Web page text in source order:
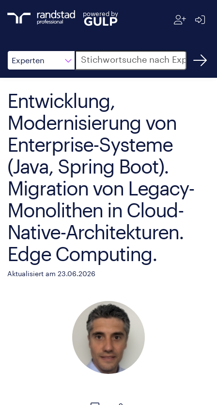
powered by
Experten
Suche
Entwicklung,
Modernisierung von
Enterprise-Systeme
(Java, Spring Boot).
Migration von Legacy-
Monolithen in Cloud-
Native-Architekturen.
Edge Computing.
Aktualisiert am 23.06.2026